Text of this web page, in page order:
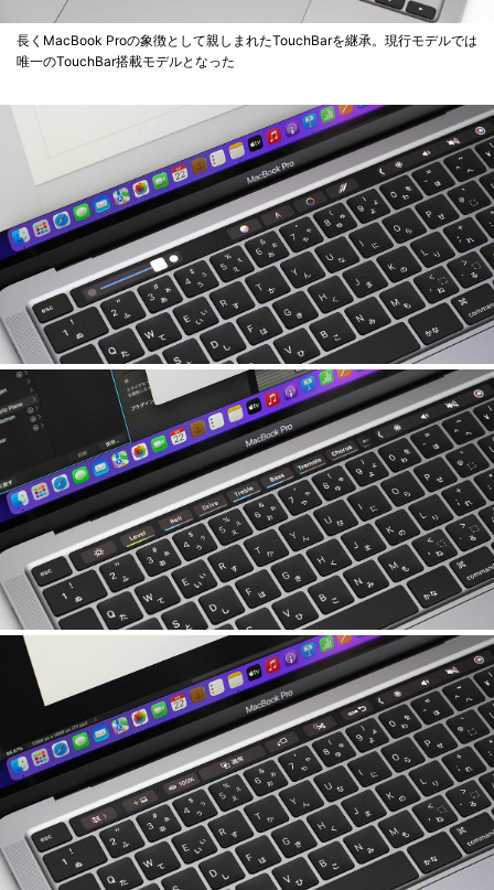
長くMacBook Proの象徴として親しまれたTouchBarを継承。現行モデルでは
唯一のTouchBar搭載モデルとなった